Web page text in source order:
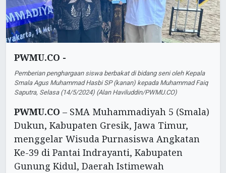
PWMU.CO -
Pemberian penghargaan siswa berbakat di bidang seni oleh Kepala
Smala Agus Muhammad Hasbi SP (kanan) kepada Muhammad Faiq
Saputra, Selasa (14/5/2024) (Alan Haviluddin/PWMU.CO)
PWMU.CO – SMA Muhammadiyah 5 (Smala)
Dukun, Kabupaten Gresik, Jawa Timur,
menggelar Wisuda Purnasiswa Angkatan
Ke-39 di Pantai Indrayanti, Kabupaten
Gunung Kidul, Daerah Istimewah